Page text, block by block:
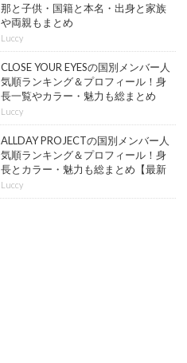
那と子供・国籍と本名・出身と家族
や両親もまとめ
Luccy
CLOSE YOUR EYESの国別メンバー人
気順ランキング＆プロフィール！身
長一覧やカラー・魅力も総まとめ
【最新版】
Luccy
ALLDAY PROJECTの国別メンバー人
気順ランキング＆プロフィール！身
長とカラー・魅力も総まとめ【最新
版】
Luccy